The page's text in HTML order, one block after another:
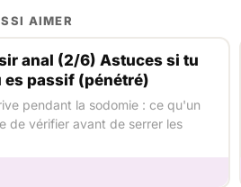
AIMER
anal (2/6) Astuces si tu
es passif (pénétré)
pendant la sodomie : ce qu'un
de vérifier avant de serrer les